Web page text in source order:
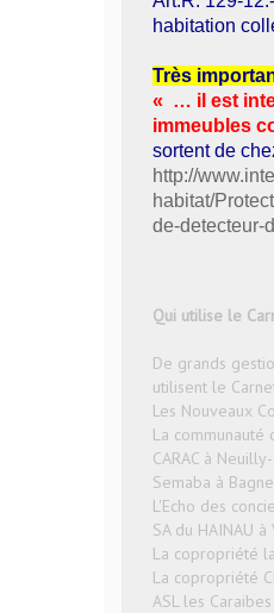
habitation
Très
« … il est
immeubles
sortent de
http://
habitat/
de-detecteur-
Qui utilise le
De grands
utilisent le
Les Nouveaux
La communauté
CARAC à
Semaba à
L'Echo des
SA du HAINAU
La copropriété
La copropriété
ASL les